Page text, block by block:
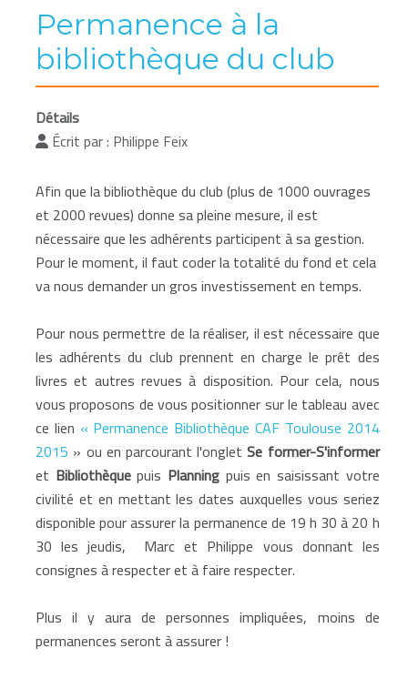
Permanence à la
bibliothèque du club
Détails
Écrit par : Philippe Feix
Afin que la bibliothèque du club (plus de 1000 ouvrages
et 2000 revues) donne sa pleine mesure, il est
nécessaire que les adhérents participent à sa gestion.
Pour le moment, il faut coder la totalité du fond et cela
va nous demander un gros investissement en temps.
Pour nous permettre de la réaliser, il est nécessaire que
les adhérents du club prennent en charge le prêt des
livres et autres revues à disposition. Pour cela, nous
vous proposons de vous positionner sur le tableau avec
ce lien « Permanence Bibliothèque CAF Toulouse 2014
2015 » ou en parcourant l'ongletSe former-S'informer
et Bibliothèquepuis Planning puis en saisissant votre
civilité et en mettant les dates auxquelles vous seriez
disponible pour assurer la permanence de 19 h 30 à 20 h
30 les jeudis, Marc et Philippe vous donnant les
consignes à respecter et à faire respecter.
Plus il y aura de personnes impliquées, moins de
permanences seront à assurer !